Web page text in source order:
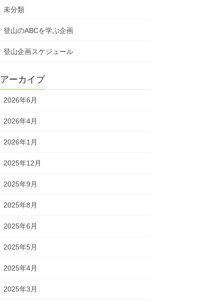
未分類
登山のABCを学ぶ企画
登山企画スケジュール
アーカイブ
2026年6月
2026年4月
2026年1月
2025年12月
2025年9月
2025年8月
2025年6月
2025年5月
2025年4月
2025年3月